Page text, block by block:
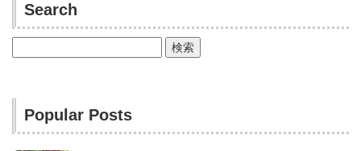
Search
索:
Popular Posts